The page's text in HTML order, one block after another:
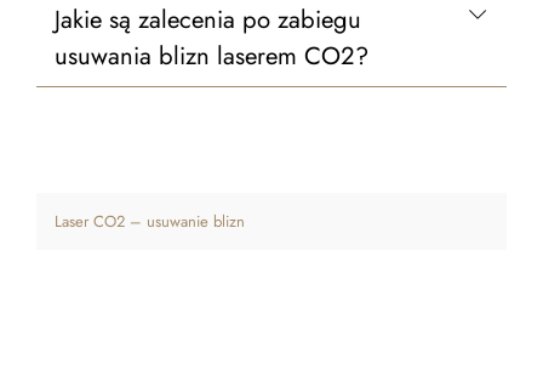
Jakie są zalecenia po zabiegu
usuwania blizn laserem CO2?
Laser CO2 – usuwanie blizn